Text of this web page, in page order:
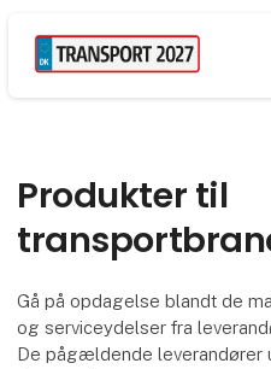
Produkter til
Gå på opdagelse blandt de
og serviceydelser fra
De pågældende leverandører